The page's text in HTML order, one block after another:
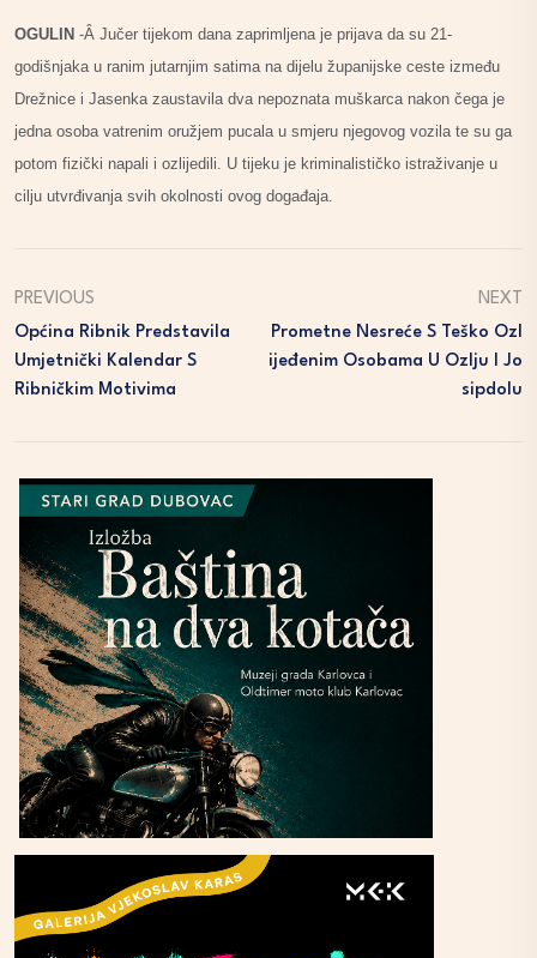
OGULIN -Â Jučer tijekom dana zaprimljena je prijava da su 21-
godišnjaka u ranim jutarnjim satima na dijelu županijske ceste između
Drežnice i Jasenka zaustavila dva nepoznata muškarca nakon čega je
jedna osoba vatrenim oružjem pucala u smjeru njegovog vozila te su ga
potom fizički napali i ozlijedili. U tijeku je kriminalističko istraživanje u
cilju utvrđivanja svih okolnosti ovog događaja.
PREVIOUS
Općina Ribnik Predstavila
Umjetnički Kalendar S
Ribničkim Motivima
NEXT
Prometne Nesreće S Teško Ozl
Ijeđenim Osobama U Ozlju I Jo
Sipdolu